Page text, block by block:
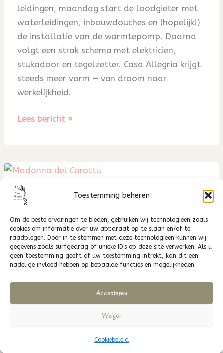
Toestemming beheren
Om de beste ervaringen te bieden, gebruiken wij technologieën zoals
cookies om informatie over uw apparaat op te slaan en/of te
raadplegen. Door in te stemmen met deze technologieën kunnen wij
gegevens zoals surfgedrag of unieke ID's op deze site verwerken. Als u
geen toestemming geeft of uw toestemming intrekt, kan dit een
nadelige invloed hebben op bepaalde functies en mogelijkheden.
Accepteren
Weiger
Cookiebeleid
leidingen, maandag start de loodgieter met
waterleidingen, inbouwdouches en (hopelijk!)
de installatie van de warmtepomp. Daarna
volgt een strak schema met elektricien,
stukadoor en tegelzetter. Casa Allegria krijgt
steeds meer vorm — van droom naar
werkelijkheid.
Blog
Lees bericht »
Blog 56
Deze week trok ik samen met Tommy door
olijfgaarden, velden en doornstruiken op zoek
naar de mysterieuze Grotta della Madonna
del Carottu bij Parabita. Wat begon als een
misverstand over “worteltjes”, eindigde in een
verstilde ontmoeting met een eeuwenoud
Maria-icoon in een verborgen grot. Een tocht
maar meer dan de moeite waard.